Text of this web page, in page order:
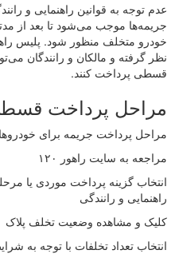
عدم توجه به قوانین راهنمایی و
جریمه‌ها موجب می‌شود تا بعد از
خودرو متخلف منظور شود. پلیس
نظر گرفته و مالکان و رانندگان
قسطی پرداخت کنند.
مراحل پرداخت
مراحل پرداخت جریمه برای
مراجعه به سایت راهور ۱۲۰
انتخاب گزینه پرداخت موردی یا
راهنمایی و رانندگی
کلیک و مشاهده وضعیت تخلف پلاک
انتخاب تعداد تخلفات با توجه به